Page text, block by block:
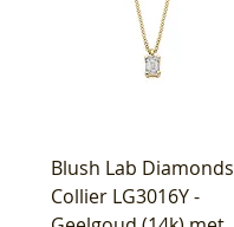
Blush Lab Diamonds
Collier LG3016Y -